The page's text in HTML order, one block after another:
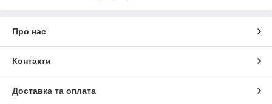
Про нас
Контакти
Доставка та оплата